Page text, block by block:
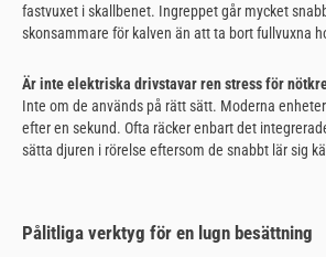
fastvuxet i skallbenet. Ingreppet går mycket
skonsammare för kalven än att ta bort fullvuxna
Är inte elektriska drivstavar ren stress för
Inte om de används på rätt sätt. Moderna
efter en sekund. Ofta räcker enbart det
sätta djuren i rörelse eftersom de snabbt lär sig
Pålitliga verktyg för en lugn besättning